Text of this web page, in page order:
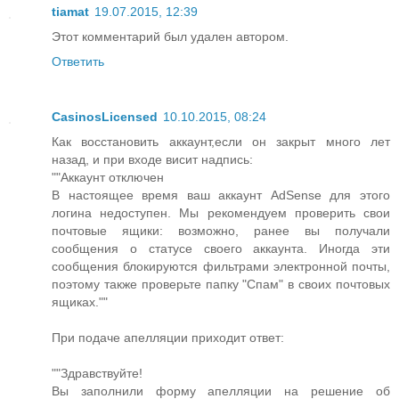
tiamat 19.07.2015, 12:39
Этот комментарий был удален автором.
Ответить
CasinosLicensed 10.10.2015, 08:24
Как восстановить аккаунт,если он закрыт много лет
назад, и при входе висит надпись:
""Аккаунт отключен
В настоящее время ваш аккаунт AdSense для этого
логина недоступен. Мы рекомендуем проверить свои
почтовые ящики: возможно, ранее вы получали
сообщения о статусе своего аккаунта. Иногда эти
сообщения блокируются фильтрами электронной почты,
поэтому также проверьте папку "Спам" в своих почтовых
ящиках.""
При подаче апелляции приходит ответ:
""Здравствуйте!
Вы заполнили форму апелляции на решение об